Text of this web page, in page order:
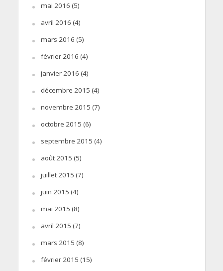
mai 2016 (5)
avril 2016 (4)
mars 2016 (5)
février 2016 (4)
janvier 2016 (4)
décembre 2015 (4)
novembre 2015 (7)
octobre 2015 (6)
septembre 2015 (4)
août 2015 (5)
juillet 2015 (7)
juin 2015 (4)
mai 2015 (8)
avril 2015 (7)
mars 2015 (8)
février 2015 (15)